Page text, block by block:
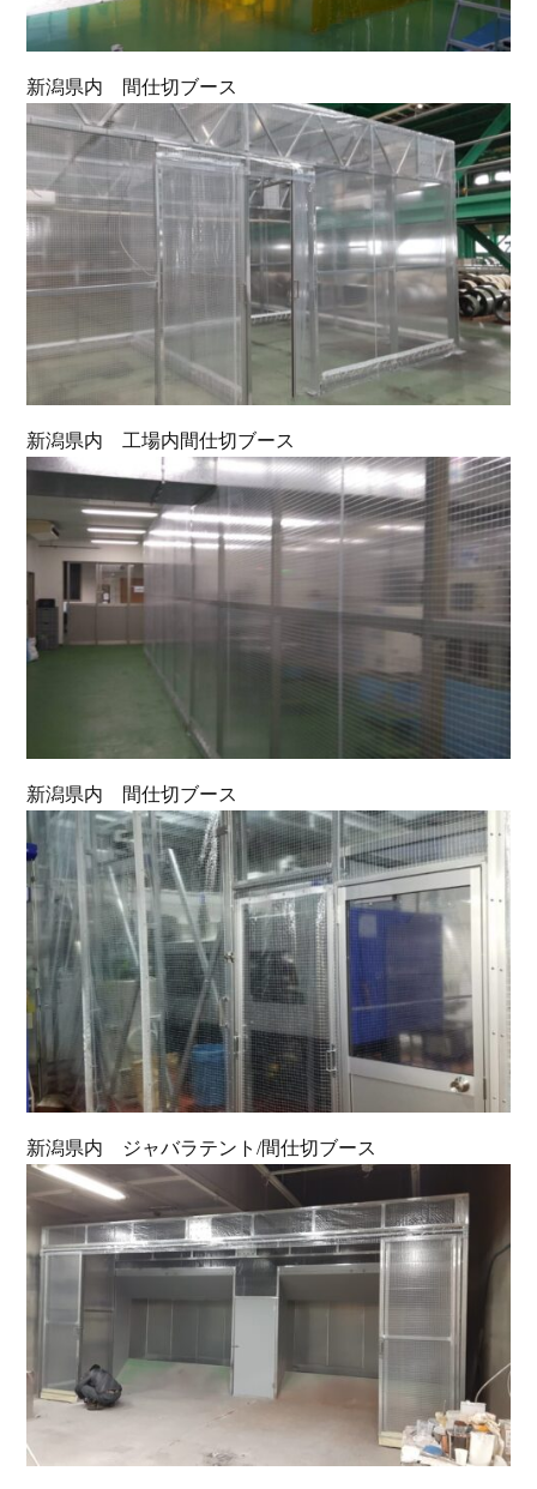
新潟県内 間仕切ブース
新潟県内 工場内間仕切ブース
新潟県内 間仕切ブース
新潟県内 ジャバラテント/間仕切ブース